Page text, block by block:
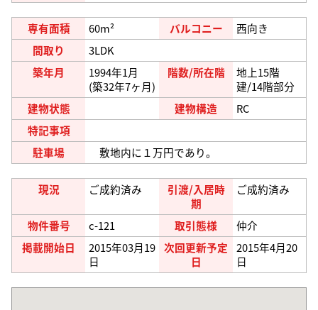
専有面積 60m² バルコニー
西向き
間取り
3LDK
築年月
1994年1月
(築32年7ヶ月)
階数/所在階
地上15階
建/14階部分
建物状態
建物構造
RC
特記事項
駐車場
敷地内に１万円であり。
現況 ご成約済み
引渡/入居時
期
ご成約済み
物件番号 c-121 取引態様
仲介
掲載開始日
2015年03月19
日
次回更新予定
日
2015年4月20
日